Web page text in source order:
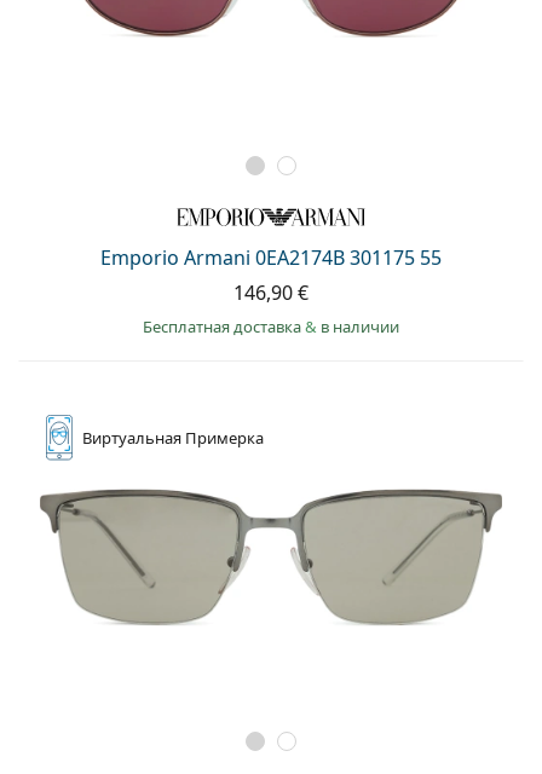
Emporio Armani 0EA2174B 301175 55
146,90 €
Бесплатная доставка& в наличии
Виртуальная Примерка